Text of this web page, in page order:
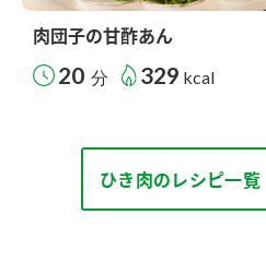
肉団子の甘酢あん
20 分 329 kcal
ひき肉のレシピ一覧